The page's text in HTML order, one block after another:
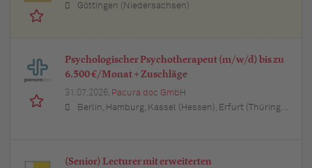
Göttingen (Niedersachsen)
Psychologischer Psychotherapeut (m/w/d) bis zu
6.500 €/Monat + Zuschläge
31.07.2026, Pacura doc GmbH
Berlin, Hamburg, Kassel (Hessen), Erfurt (Thüringen), München (Bayern), Köln (Nordrhein-Westfalen), Frankfurt am Main (Hessen), Stuttgart (Baden-Württemberg), Düsseldorf (Nordrhein-Westfalen), Leipzig (Sachsen), Dortmund (Nordrhein-Westfalen), Essen (Nordrhein-Westfalen), Bremen, Dresden (Sachsen), Hannover (Niedersachsen), Nürnberg (Bayern), Wuppertal (Nordrhein-Westfalen), Bielefeld (Nordrhein-Westfalen), Bonn (Nordrhein-Westfalen), Mannheim (Baden-Württemberg), Karlsruhe (Baden-Württemberg), Münster (Nordrhein-Westfalen), Augsburg (Bayern), Aachen (Nordrhein-Westfalen), Kiel (Schleswig-Holstein), Magdeburg (Sachsen-Anhalt), Freiburg im Breisgau (Baden-Württemberg), Würzburg (Bayern), Regensburg (Bayern)
(Senior) Lecturer mit erweiterten